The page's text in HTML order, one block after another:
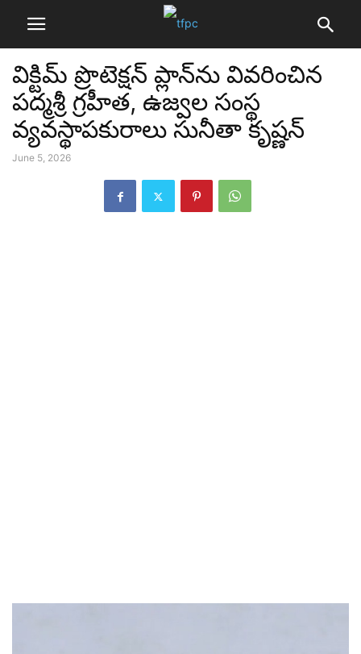
విక్టిమ్ ప్రొటెక్షన్ ప్లాన్‌‌ను వివరించిన
పద్మశ్రీ గ్రహీత, ఉజ్వల సంస్థ
వ్యవస్థాపకురాలు సునీతా కృష్ణన్
June 5, 2026